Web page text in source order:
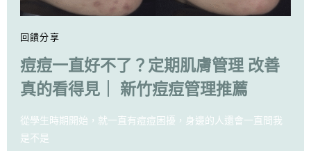
回饋分享
痘痘一直好不了？定期肌膚管理 改善
真的看得見｜ 新竹痘痘管理推薦
從學生時期開始，就一直有痘痘困擾，身邊的人還會一直問我
是不是